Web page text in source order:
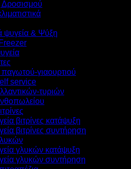
ψυγεία & Ψύξη
γιαουρτιού
service
τυριών
βιτρίνες κατάψυξη
βιτρίνες συντήρηση
γλυκών κατάψυξη
γλυκών συντήρηση